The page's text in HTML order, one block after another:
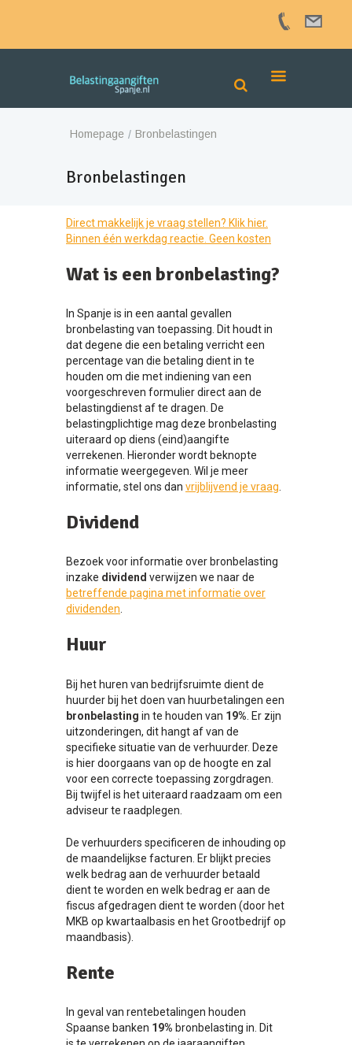
Homepage Bronbelastingen
Bronbelastingen
Direct makkelijk je vraag stellen? Klik hier.
Binnen één werkdag reactie. Geen kosten
Wat is een bronbelasting?
In Spanje is in een aantal gevallen
bronbelasting van toepassing. Dit houdt in
dat degene die een betaling verricht een
percentage van die betaling dient in te
houden om die met indiening van een
voorgeschreven formulier direct aan de
belastingdienst af te dragen. De
belastingplichtige mag deze bronbelasting
uiteraard op diens (eind)aangifte
verrekenen. Hieronder wordt beknopte
informatie weergegeven. Wil je meer
informatie, stel ons dan vrijblijvend je vraag
Dividend
Bezoek voor informatie over bronbelasting
inzake dividend verwijzen we naar de
betreffende pagina met informatie over
dividenden.
Huur
Bij het huren van bedrijfsruimte dient de
huurder bij het doen van huurbetalingen een
bronbelasting in te houden van 19% . Er zijn
uitzonderingen, dit hangt af van de
specifieke situatie van de verhuurder. Deze
is hier doorgaans van op de hoogte en zal
voor een correcte toepassing zorgdragen.
Bij twijfel is het uiteraard raadzaam om een
adviseur te raadplegen.
De verhuurders specificeren de inhouding op
de maandelijkse facturen. Er blijkt precies
welk bedrag aan de verhuurder betaald
dient te worden en welk bedrag er aan de
fiscus afgedragen dient te worden (door het
MKB op kwartaalbasis en het Grootbedrijf op
maandbasis).
Rente
In geval van rentebetalingen houden
Spaanse banken 19% bronbelasting in. Dit